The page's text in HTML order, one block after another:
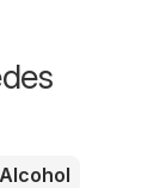
Alcohol